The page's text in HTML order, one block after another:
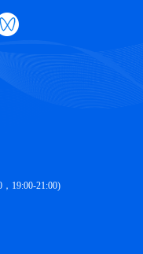
19:00-21:00)